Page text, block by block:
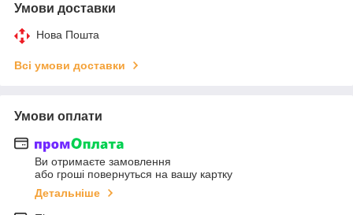
Умови доставки
Нова Пошта
Всі умови доставки
Умови оплати
Ви отримаєте замовлення
або гроші повернуться на вашу картку
Детальніше